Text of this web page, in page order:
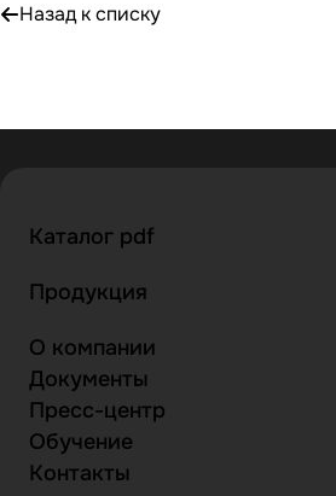
Назад к списку
Каталог pdf
Продукция
О компании
Документы
Пресс-центр
Обучение
Контакты